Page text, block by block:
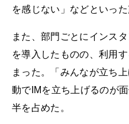
を感じない」などといっ
また、部門ごとにインス
を導入したものの、利用
まった。「みんなが立ち
動でIMを立ち上げるのが
半を占めた。